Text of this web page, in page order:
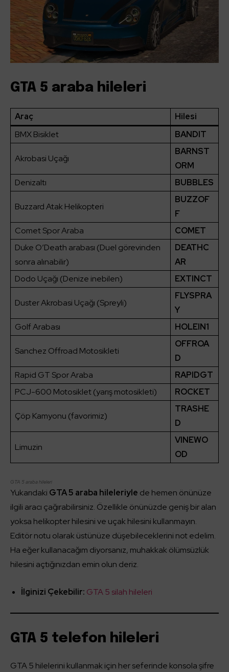
GTA 5 araba hileleri
Araç
Hilesi
BMX Bisiklet
BANDIT
Akrobasi Uçağı
BARNST
ORM
Denizaltı
BUBBLES
Buzzard Atak Helikopteri
BUZZOF
F
Comet Spor Araba
COMET
Duke O’Death arabası (Duel görevinden
sonra alınabilir)
DEATHC
AR
Dodo Uçağı (Denize inebilen)
EXTINCT
Duster Akrobasi Uçağı (Spreyli)
FLYSPRA
Y
Golf Arabası
HOLEIN1
Sanchez Offroad Motosikleti
OFFROA
D
Rapid GT Spor Araba
RAPIDGT
PCJ-600 Motosiklet (yarış motosikleti)
ROCKET
Çöp Kamyonu (favorimiz)
TRASHE
D
Limuzin
VINEWO
OD
GTA 5 araba hileleri
Yukarıdaki GTA 5 araba hileleriyle de hemen önünüze
ilgili aracı çağırabilirsiniz. Özellikle önünüzde geniş bir alan
yoksa helikopter hilesini ve uçak hilesini kullanmayın.
Editör notu olarak üstünüze düşebileceklerini not edelim.
Ha eğer kullanacağım diyorsanız, muhakkak ölümsüzlük
hilesini açtığınızdan emin olun deriz.
İlginizi Çekebilir: GTA 5 silah hileleri
GTA 5 telefon hileleri
GTA 5 hilelerini kullanmak için her seferinde konsola şifre